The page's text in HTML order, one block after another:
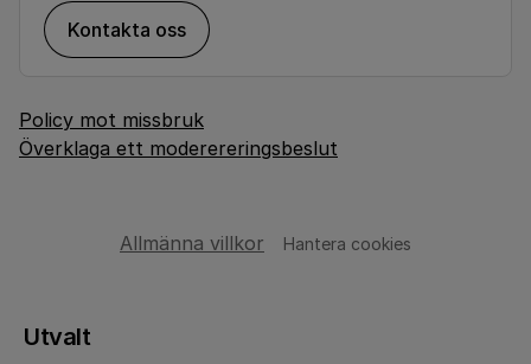
Kontakta oss
Policy mot missbruk
Överklaga ett moderereringsbeslut
Allmänna villkor Hantera cookies
Utvalt